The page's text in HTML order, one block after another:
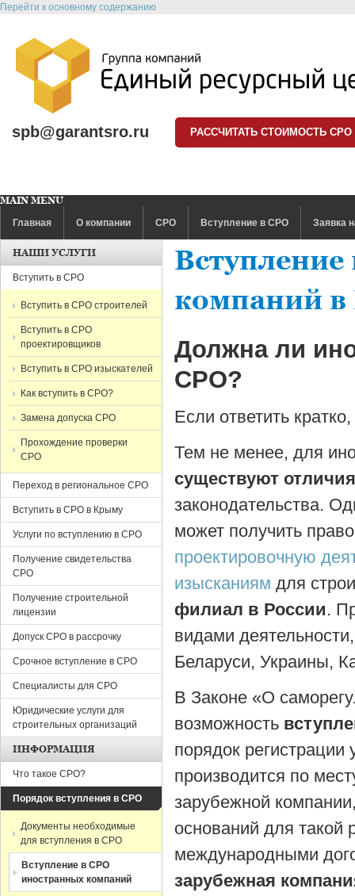
Перейти к основному содержанию
spb@garantsro.ru РАССЧИТАТЬ СТОИМОСТЬ СРО
MAIN MENU
Главная
О компании СРО Вступление в СРО Заявка
компаний
Должна ли
СРО?
Если ответить
Тем не менее, для
существуют
законодательства.
может получить
проектировочную
изысканиям для
филиал в России.
видами
Беларуси, Украины,
В Законе «О
возможность
порядок регистрации
производится по
зарубежной
оснований для такой
международными
зарубежная
НАШИ УСЛУГИ
Вступить в СРО
Вступить в СРО строителей
Вступить в СРО
проектировщиков
Вступить в СРО изыскателей
Как вступить в СРО?
Замена допуска СРО
Прохождение проверки
СРО
Переход в региональное СРО
Вступить в СРО в Крыму
Услуги по вступлению в СРО
Получение свидетельства
СРО
Получение строительной
лицензии
Допуск СРО в рассрочку
Срочное вступление в СРО
Специалисты для СРО
Юридические услуги для
строительных организаций
ИНФОРМАЦИЯ
Что такое СРО?
Порядок вступления в СРО
Документы необходимые
для вступления в СРО
Вступление в СРО
иностранных компаний